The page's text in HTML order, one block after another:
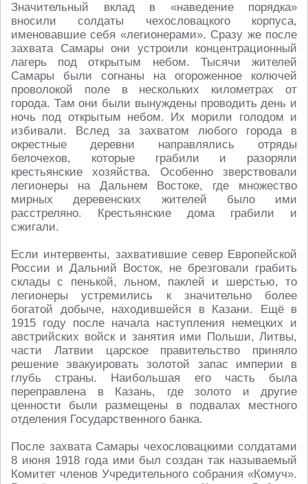
Значительный вклад в «наведение порядка»
вносили солдаты чехословацкого корпуса,
именовавшие себя «легионерами». Сразу же после
захвата Самары они устроили концентрационный
лагерь под открытым небом. Тысячи жителей
Самары были согнаны на огороженное колючей
проволокой поле в нескольких километрах от
города. Там они были вынуждены проводить день и
ночь под открытым небом. Их морили голодом и
избивали. Вслед за захватом любого города в
окрестные деревни направлялись отряды
белочехов, которые грабили и разоряли
крестьянские хозяйства. Особенно зверствовали
легионеры на Дальнем Востоке, где множество
мирных деревенских жителей было ими
расстреляно. Крестьянские дома грабили и
сжигали.
Если интервенты, захватившие север Европейской
России и Дальний Восток, не брезговали грабить
склады с пенькой, льном, паклей и шерстью, то
легионеры устремились к значительно более
богатой добыче, находившейся в Казани. Ещё в
1915 году после начала наступления немецких и
австрийских войск и занятия ими Польши, Литвы,
части Латвии царское правительство приняло
решение эвакуировать золотой запас империи в
глубь страны. Наибольшая его часть была
переправлена в Казань, где золото и другие
ценности были размещены в подвалах местного
отделения Государственного банка.
После захвата Самары чехословацкими солдатами
8 июня 1918 года ими был создан так называемый
Комитет членов Учредительного собрания «Комуч».